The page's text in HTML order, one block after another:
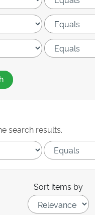
search results.
Sort items by